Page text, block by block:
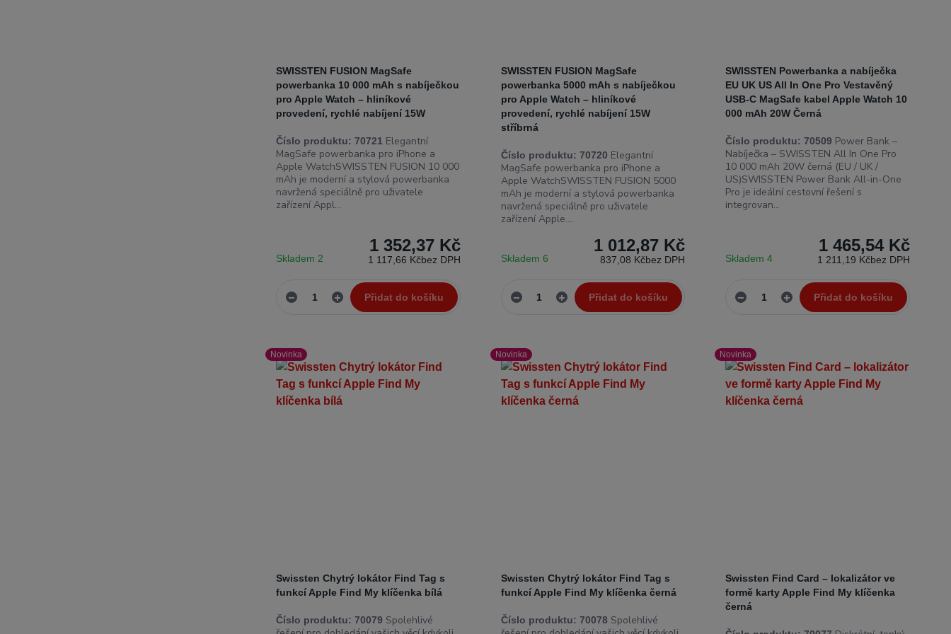
SWISSTEN FUSION MagSafe
powerbanka 10 000 mAh s nabíječkou
pro Apple Watch – hliníkové
provedení, rychlé nabíjení 15W
Číslo produktu: 70721 Elegantní
MagSafe powerbanka pro iPhone a
Apple WatchSWISSTEN FUSION 10 000
mAh je moderní a stylová powerbanka
navržená speciálně pro uživatele
zařízení Appl...
1 352,37 Kč
1 117,66 Kčbez DPH
Skladem 2
Přidat do košíku
SWISSTEN FUSION MagSafe
powerbanka 5000 mAh s nabíječkou
pro Apple Watch – hliníkové
provedení, rychlé nabíjení 15W
stříbrná
Číslo produktu: 70720 Elegantní
MagSafe powerbanka pro iPhone a
Apple WatchSWISSTEN FUSION 5000
mAh je moderní a stylová powerbanka
navržená speciálně pro uživatele
zařízení Apple....
1 012,87 Kč
837,08 Kčbez DPH
Skladem 6
Přidat do košíku
SWISSTEN Powerbanka a nabíječka
EU UK US All In One Pro Vestavěný
USB-C MagSafe kabel Apple Watch 10
000 mAh 20W Černá
Číslo produktu: 70509 Power Bank –
Nabíječka – SWISSTEN All In One Pro
10 000 mAh 20W černá (EU / UK /
US)SWISSTEN Power Bank All-in-One
Pro je ideální cestovní řešení s
integrovan...
1 465,54 Kč
1 211,19 Kčbez DPH
Skladem 4
Přidat do košíku
Novinka
Swissten Chytrý lokátor Find Tag s
funkcí Apple Find My klíčenka bílá
Číslo produktu: 70079 Spolehlivé
Novinka
Swissten Chytrý lokátor Find Tag s
funkcí Apple Find My klíčenka černá
Číslo produktu: 70078 Spolehlivé
Novinka
Swissten Find Card – lokalizátor ve
formě karty Apple Find My klíčenka
černá